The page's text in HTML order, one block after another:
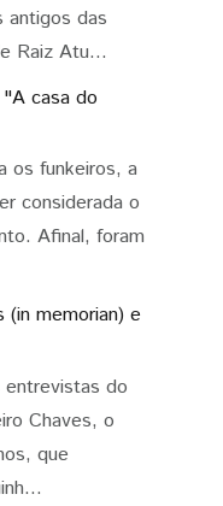
das
Raiz Atu...
casa do
os funkeiros, a
considerada o
Afinal, foram
(in memorian) e
entrevistas do
Chaves, o
que